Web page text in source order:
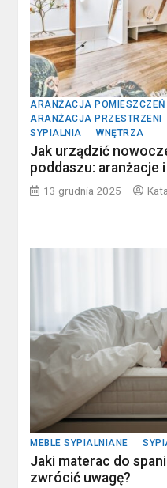
ARANŻACJA POMIESZCZEŃ
ARANŻACJA PRZESTRZENI
SYPIALNIA
WNĘTRZA
Jak urządzić
poddaszu: aranżacje
13 grudnia 2025
MEBLE SYPIALNIANE
Jaki materac do
zwrócić uwagę?